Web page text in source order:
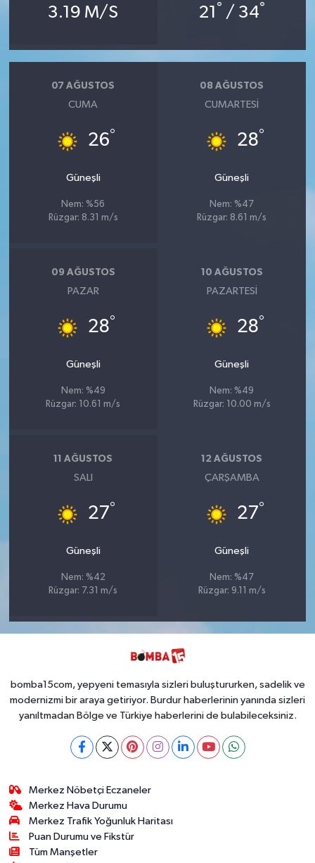
3.19 M/S 21 ° / 34°
07 AĞUSTOS
CUMA
26°
Güneşli
Nem: %56
Rüzgar: 8.31 m/s
08 AĞUSTOS
CUMARTESI
28°
Güneşli
Nem: %47
Rüzgar: 8.61 m/s
09 AĞUSTOS
PAZAR
28°
Güneşli
Nem: %49
Rüzgar: 10.61 m/s
10 AĞUSTOS
PAZARTESI
28°
Güneşli
Nem: %49
Rüzgar: 10.00 m/s
11 AĞUSTOS
SALI
27°
Güneşli
Nem: %42
Rüzgar: 7.31 m/s
12 AĞUSTOS
ÇARŞAMBA
27°
Güneşli
Nem: %47
Rüzgar: 9.11 m/s
bomba15com, yepyeni temasıyla sizleri buluştururken, sadelik ve
modernizmi bir araya getiriyor. Burdur haberlerinin yanında sizleri
yanıltmadan Bölge ve Türkiye haberlerini de bulabileceksiniz.
Merkez Nöbetçi Eczaneler
Merkez Hava Durumu
Merkez Trafik Yoğunluk Haritası
Puan Durumu ve Fikstür
Tüm Manşetler